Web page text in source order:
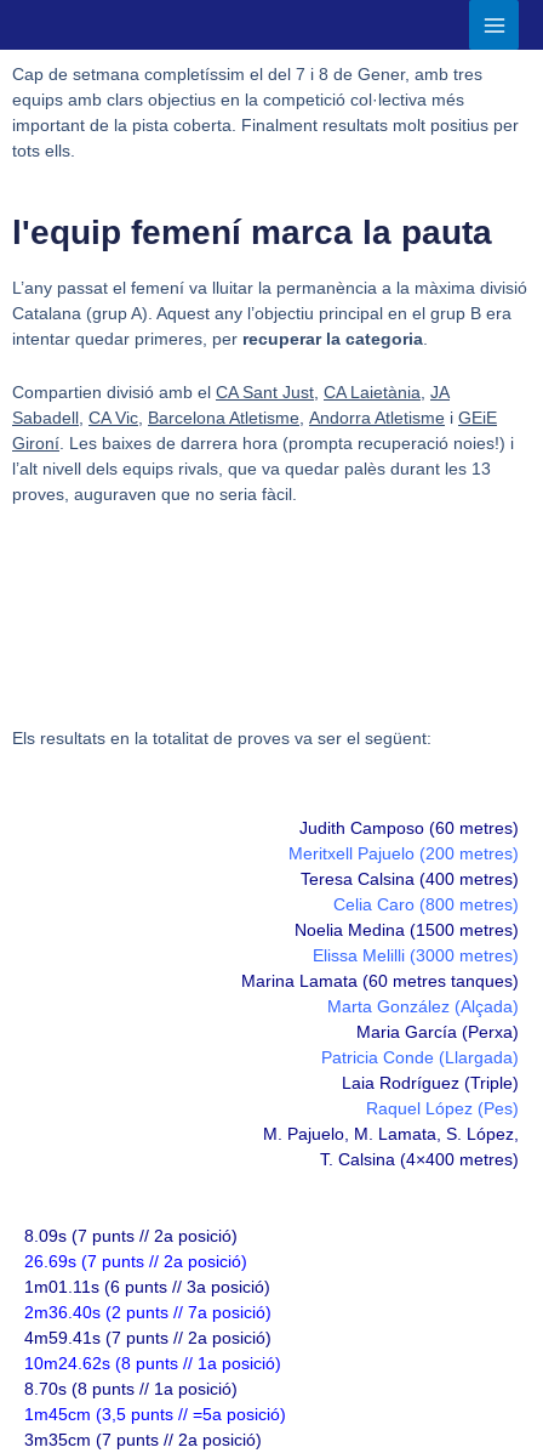
al
contenido
Main
Cap de setmana completíssim el del 7 i 8 de Gener, amb tres
equips amb clars objectius en la competició col·lectiva més
important de la pista coberta. Finalment resultats molt positius per
tots ells.
l'equip femení marca la pauta
L’any passat el femení va lluitar la permanència a la màxima divisió
Catalana (grup A). Aquest any l’objectiu principal en el grup B era
intentar quedar primeres, per recuperar la categoria.
Compartien divisió amb el CA Sant Just CA Laietània JA
Sabadell CA Vic Barcelona Atletisme Andorra Atletisme i GEiE
Gironí . Les baixes de darrera hora (prompta recuperació noies!) i
l’alt nivell dels equips rivals, que va quedar palès durant les 13
proves, auguraven que no seria fàcil.
Els resultats en la totalitat de proves va ser el següent:
Judith Camposo (60 metres)
Meritxell Pajuelo (200 metres)
Teresa Calsina (400 metres)
Celia Caro (800 metres)
Noelia Medina (1500 metres)
Elissa Melilli (3000 metres)
Marina Lamata (60 metres tanques)
Marta González (Alçada)
Maria García (Perxa)
Patricia Conde (Llargada)
Laia Rodríguez (Triple)
Raquel López (Pes)
M. Pajuelo, M. Lamata, S. López,
T. Calsina (4×400 metres)
8.09s (7 punts // 2a posició)
26.69s (7 punts // 2a posició)
1m01.11s (6 punts // 3a posició)
2m36.40s (2 punts // 7a posició)
4m59.41s (7 punts // 2a posició)
10m24.62s (8 punts // 1a posició)
8.70s (8 punts // 1a posició)
1m45cm (3,5 punts // =5a posició)
3m35cm (7 punts // 2a posició)